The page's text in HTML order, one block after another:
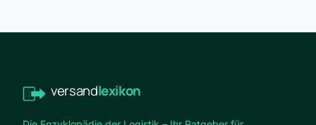
versandlexikon